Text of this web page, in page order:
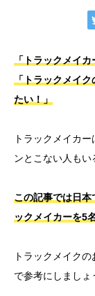
「トラックメイ
「トラックメイ
たい！」
トラックメイカ
ンとこない人もい
この記事では日
ックメイカーを5
トラックメイク
で参考にしましょ